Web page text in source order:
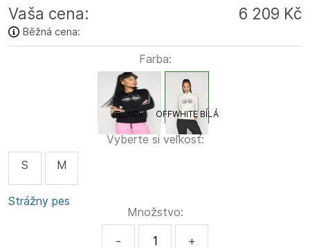
Vaša cena: 6 209 Kč
Běžná cena:
Farba:
BLACK OFFWHITE BÍLÁ
Vyberte si veľkosť:
S
M
Strážny pes
Množstvo:
- +